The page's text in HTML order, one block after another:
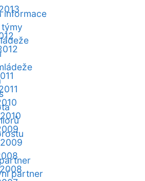
informace
týmy
partner